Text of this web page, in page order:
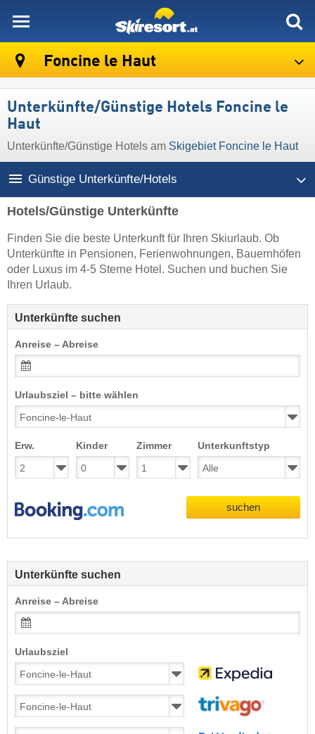
Foncine le Haut
Unterkünfte/Günstige Hotels Foncine le
Haut
Unterkünfte/Günstige Hotels am Skigebiet Foncine le Haut
Günstige Unterkünfte/Hotels
Hotels/Günstige Unterkünfte
Finden Sie die beste Unterkunft für Ihren Skiurlaub. Ob
Unterkünfte in Pensionen, Ferienwohnungen, Bauernhöfen
oder Luxus im 4-5 Sterne Hotel. Suchen und buchen Sie
Ihren Urlaub.
Unterkünfte suchen
Anreise – Abreise
Urlaubsziel – bitte wählen
Erw. Kinder Zimmer Unterkunftstyp
suchen
Unterkünfte suchen
Anreise – Abreise
Urlaubsziel